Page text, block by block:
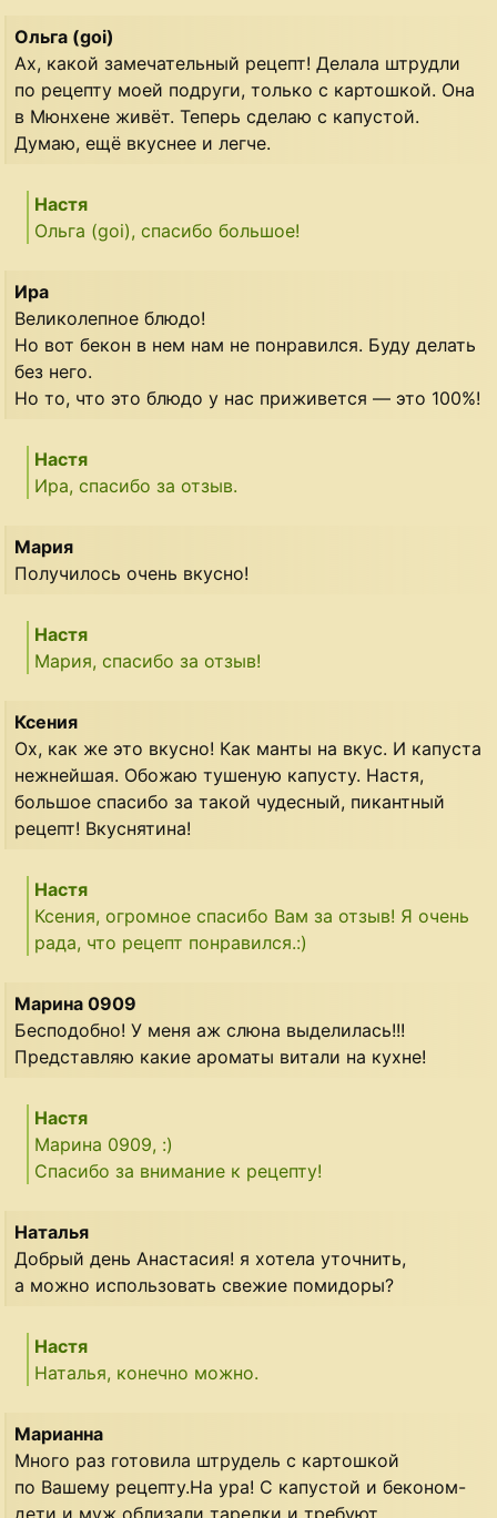
Ольга (goi)
Ах, какой замечательный рецепт! Делала штрудли
по рецепту моей подруги, только с картошкой. Она
в Мюнхене живёт. Теперь сделаю с капустой.
Думаю, ещё вкуснее и легче.
Настя
Ольга (goi), спасибо большое!
Ира
Великолепное блюдо!
Но вот бекон в нем нам не понравился. Буду делать
без него.
Но то, что это блюдо у нас приживется — это 100%!
Настя
Ира, спасибо за отзыв.
Мария
Получилось очень вкусно!
Настя
Мария, спасибо за отзыв!
Ксения
Ох, как же это вкусно! Как манты на вкус. И капуста
нежнейшая. Обожаю тушеную капусту. Настя,
большое спасибо за такой чудесный, пикантный
рецепт! Вкуснятина!
Настя
Ксения, огромное спасибо Вам за отзыв! Я очень
рада, что рецепт понравился.:)
Марина 0909
Бесподобно! У меня аж слюна выделилась!!!
Представляю какие ароматы витали на кухне!
Настя
Марина 0909, :)
Спасибо за внимание к рецепту!
Наталья
Добрый день Анастасия! я хотела уточнить,
а можно использовать свежие помидоры?
Настя
Наталья, конечно можно.
Марианна
Много раз готовила штрудель с картошкой
по Вашему рецепту.На ура! С капустой и беконом-
дети и муж облизали тарелки и требуют